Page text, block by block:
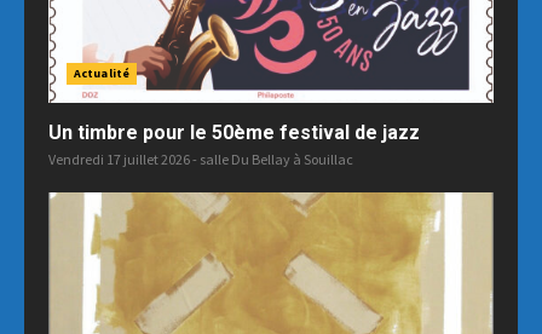
Actualité
Un timbre pour le 50ème festival de jazz
Vendredi 17 juillet 2026 - salle Du Bellay à Souillac